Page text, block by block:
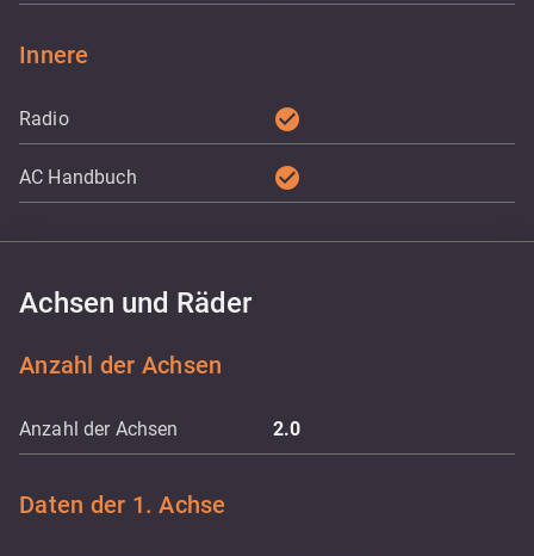
Innere
Radio check_circle
AC Handbuch check_circle
Achsen und Räder
Anzahl der Achsen
Anzahl der Achsen 2.0
Daten der 1. Achse